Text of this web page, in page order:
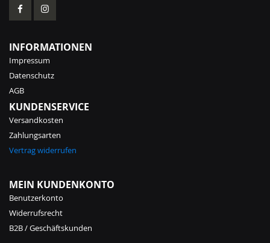
INFORMATIONEN
Impressum
Datenschutz
AGB
KUNDENSERVICE
Versandkosten
Zahlungsarten
Vertrag widerrufen
MEIN KUNDENKONTO
Benutzerkonto
Widerrufsrecht
B2B / Geschäftskunden